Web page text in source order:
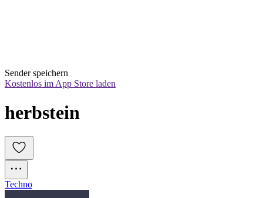
Sender speichern
Kostenlos im App Store laden
herbstein
Techno